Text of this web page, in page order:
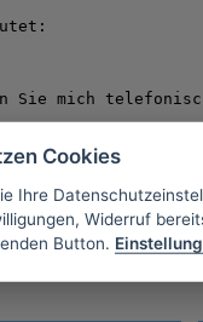
Cookies
Ihre
Widerruf
Button.